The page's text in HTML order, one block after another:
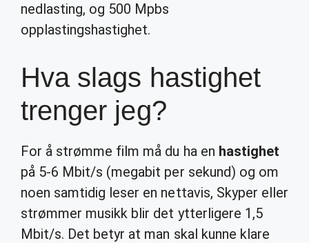
nedlasting, og 500 Mpbs
opplastingshastighet.
Hva slags hastighet
trenger jeg?
For å strømme film må du ha en hastighet
på 5-6 Mbit/s (megabit per sekund) og om
noen samtidig leser en nettavis, Skyper eller
strømmer musikk blir det ytterligere 1,5
Mbit/s. Det betyr at man skal kunne klare